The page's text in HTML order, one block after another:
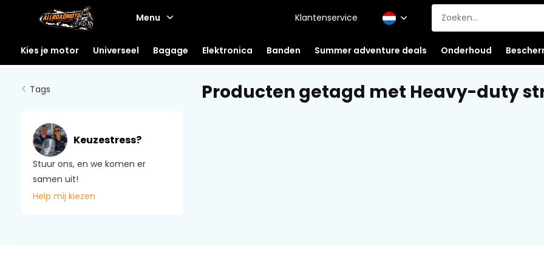
Menu Klantenservice
Kies je motor Universeel Bagage Elektronica Banden Summer adventure deals Onderhoud
Tags
Keuzestress?
Stuur ons, en we komen er
samen uit!
Help mij kiezen
Producten getagd met Heavy-duty